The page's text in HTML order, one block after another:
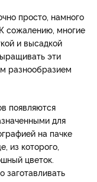
просто, намного
сожалению, многие
и высадкой
эти
разнообразием
появляются
для
на пачке
из которого,
цветок.
заготавливать